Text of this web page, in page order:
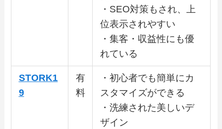
・SEO対策もされ、上
位表示されやすい
・集客・収益性にも優
れている
STORK1
9
有
料
・初心者でも簡単にカ
スタマイズができる
・洗練された美しいデ
ザイン